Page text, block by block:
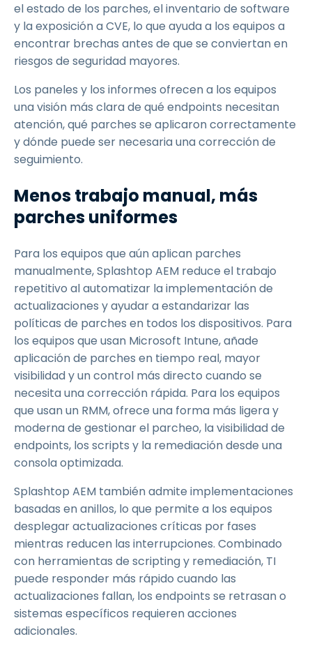
el estado de los parches, el inventario de software
y la exposición a CVE, lo que ayuda a los equipos a
encontrar brechas antes de que se conviertan en
riesgos de seguridad mayores.
Los paneles y los informes ofrecen a los equipos
una visión más clara de qué endpoints necesitan
atención, qué parches se aplicaron correctamente
y dónde puede ser necesaria una corrección de
seguimiento.
Menos trabajo manual, más
parches uniformes
Para los equipos que aún aplican parches
manualmente, Splashtop AEM reduce el trabajo
repetitivo al automatizar la implementación de
actualizaciones y ayudar a estandarizar las
políticas de parches en todos los dispositivos. Para
los equipos que usan Microsoft Intune, añade
aplicación de parches en tiempo real, mayor
visibilidad y un control más directo cuando se
necesita una corrección rápida. Para los equipos
que usan un RMM, ofrece una forma más ligera y
moderna de gestionar el parcheo, la visibilidad de
endpoints, los scripts y la remediación desde una
consola optimizada.
Splashtop AEM también admite implementaciones
basadas en anillos, lo que permite a los equipos
desplegar actualizaciones críticas por fases
mientras reducen las interrupciones. Combinado
con herramientas de scripting y remediación, TI
puede responder más rápido cuando las
actualizaciones fallan, los endpoints se retrasan o
sistemas específicos requieren acciones
adicionales.